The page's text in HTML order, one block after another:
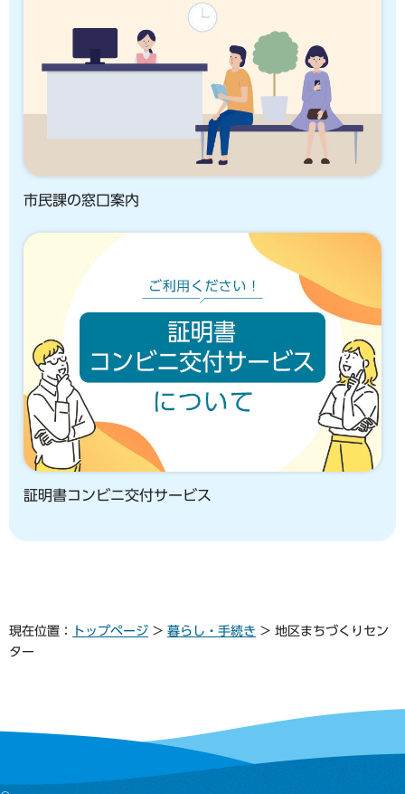
市民課の窓口案内
証明書コンビニ交付サービス
現在位置： トップページ > 暮らし・手続き > 地区まちづくりセン
ター